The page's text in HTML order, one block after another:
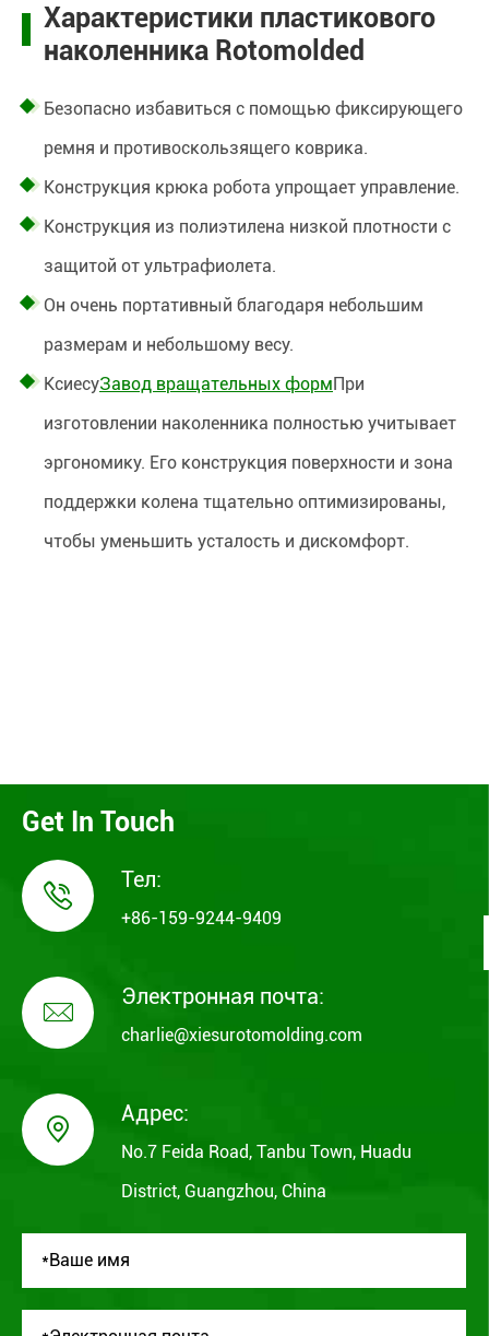
Характеристики пластикового
наколенника Rotomolded
Безопасно избавиться с помощью фиксирующего
ремня и противоскользящего коврика.
Конструкция крюка робота упрощает управление.
Конструкция из полиэтилена низкой плотности с
защитой от ультрафиолета.
Он очень портативный благодаря небольшим
размерам и небольшому весу.
КсиесуЗавод вращательных формПри
изготовлении наколенника полностью учитывает
эргономику. Его конструкция поверхности и зона
поддержки колена тщательно оптимизированы,
чтобы уменьшить усталость и дискомфорт.
Get In Touch
 Тел:
+86-159-9244-9409
 Электронная почта:
charlie@xiesurotomolding.com
 Адрес:
No.7 Feida Road, Tanbu Town, Huadu
District, Guangzhou, China